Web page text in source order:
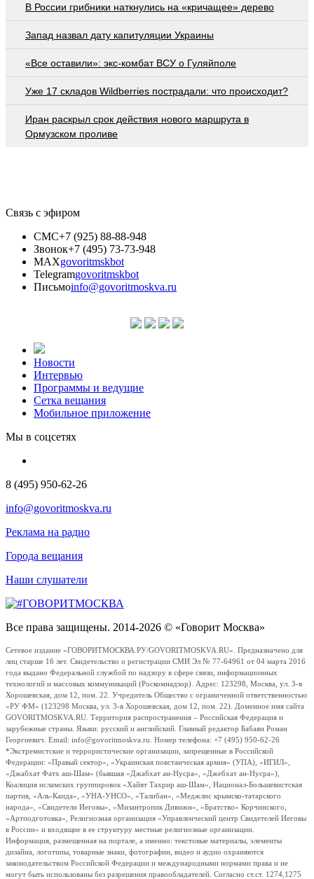
В России грибники наткнулись на «кричащее» дерево
Запад назвал дату капитуляции Украины
«Все оставили»: экс-комбат ВСУ о Гуляйполе
Уже 17 складов Wildberries пострадали: что происходит?
Иран раскрыл срок действия нового маршрута в
Ормузском проливе
Связь с эфиром
СМС+7 (925) 88-88-948
Звонок+7 (495) 73-73-948
MAXgovoritmskbot
Telegramgovoritmskbot
Письмоinfo@govoritmoskva.ru
Новости
Интервью
Программы и ведущие
Сетка вещания
Мобильное приложение
Мы в соцсетях
8 (495) 950-62-26
info@govoritmoskva.ru
Реклама на радио
Города вещания
Наши слушатели
Все права защищены. 2014-2026 © «Говорит Москва»
Сетевое издание «ГОВОРИТМОСКВА.РУ/GOVORITMOSKVA.RU». Предназначено для
лиц старше 16 лет. Свидетельство о регистрации СМИ Эл № 77-64961 от 04 марта 2016
года выдано Федеральной службой по надзору в сфере связи, информационных
технологий и массовых коммуникаций (Роскомнадзор). Адрес: 123298, Москва, ул. 3-я
Хорошевская, дом 12, пом. 22. Учредитель Общество с ограниченной ответственностью
«РУ ФМ» (123298 Москва, ул. 3-я Хорошевская, дом 12, пом. 22). Доменное имя сайта
GOVORITMOSKVA.RU. Территория распространения – Российская Федерация и
зарубежные страны. Языки: русский и английский. Главный редактор Бабаян Роман
Георгиевич. Email: info@govoritmoskva.ru. Номер телефона: +7 (495) 950-62-26
*Экстремистские и террористические организации, запрещенные в Российской
Федерации: «Правый сектор», «Украинская повстанческая армия» (УПА), «ИГИЛ»,
«Джабхат Фатх аш-Шам» (бывшая «Джабхат ан-Нусра», «Джебхат ан-Нусра»),
Коалиция исламских группировок «Хайят Тахрир аш-Шам», Национал-Большевистская
партия, «Аль-Каида», «УНА-УНСО», «Талибан», «Меджлис крымско-татарского
народа», «Свидетели Иеговы», «Мизантропик Дивижн», «Братство» Корчинского,
«Артподготовка», Религиозная организация «Управленческий центр Свидетелей Иеговы
в России» и входящие в ее структуру местные религиозные организации.
Информация, размещенная на портале, а именно: текстовые материалы, элементы
дизайна, логотипы, товарные знаки, фотографии, видео и аудио охраняются
законодательством Российской Федерации и международными нормами права и не
могут быть использованы без разрешения правообладателей. Согласно ст.ст. 1274,1275